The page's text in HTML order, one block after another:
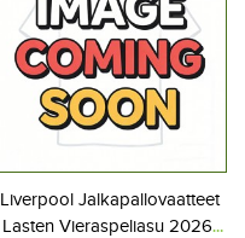
Liverpool Jalkapallovaatteet
Lasten Vieraspeliasu 2026-